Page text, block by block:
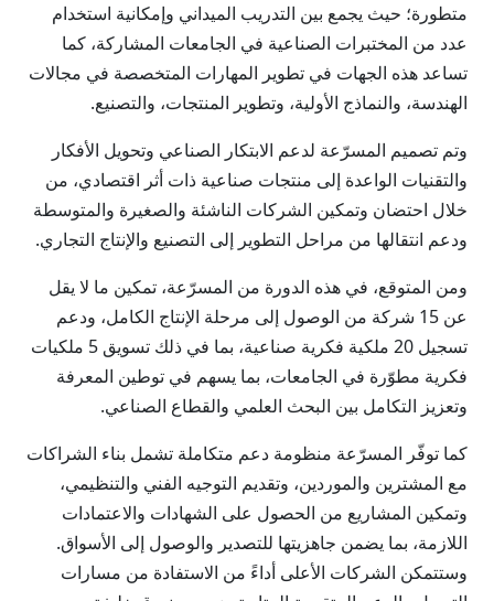
متطورة؛ حيث يجمع بين التدريب الميداني وإمكانية استخدام
عدد من المختبرات الصناعية في الجامعات المشاركة، كما
تساعد هذه الجهات في تطوير المهارات المتخصصة في مجالات
الهندسة، والنماذج الأولية، وتطوير المنتجات، والتصنيع.
وتم تصميم المسرّعة لدعم الابتكار الصناعي وتحويل الأفكار
والتقنيات الواعدة إلى منتجات صناعية ذات أثر اقتصادي، من
خلال احتضان وتمكين الشركات الناشئة والصغيرة والمتوسطة
ودعم انتقالها من مراحل التطوير إلى التصنيع والإنتاج التجاري.
ومن المتوقع، في هذه الدورة من المسرّعة، تمكين ما لا يقل
عن 15 شركة من الوصول إلى مرحلة الإنتاج الكامل، ودعم
تسجيل 20 ملكية فكرية صناعية، بما في ذلك تسويق 5 ملكيات
فكرية مطوّرة في الجامعات، بما يسهم في توطين المعرفة
وتعزيز التكامل بين البحث العلمي والقطاع الصناعي.
كما توفّر المسرّعة منظومة دعم متكاملة تشمل بناء الشراكات
مع المشترين والموردين، وتقديم التوجيه الفني والتنظيمي،
وتمكين المشاريع من الحصول على الشهادات والاعتمادات
اللازمة، بما يضمن جاهزيتها للتصدير والوصول إلى الأسواق.
وستتمكن الشركات الأعلى أداءً من الاستفادة من مسارات